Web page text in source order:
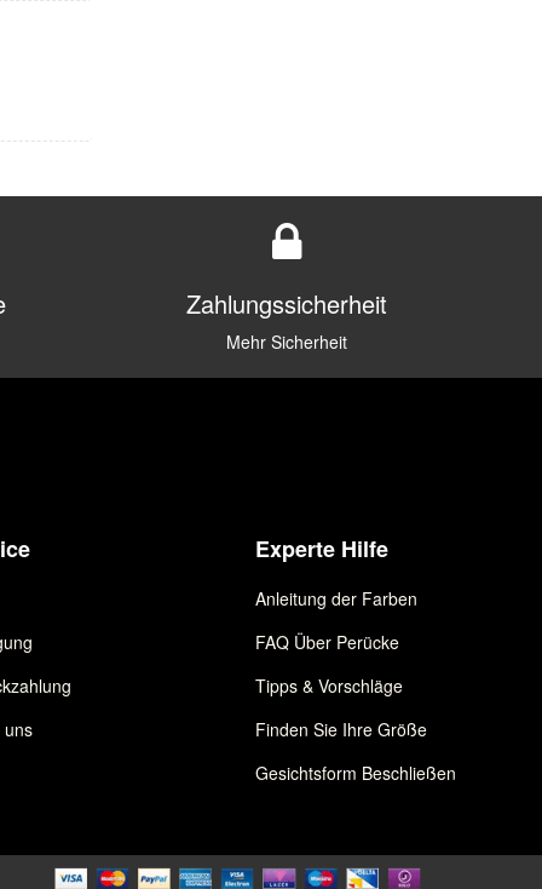
Zahlungssicherheit
Mehr Sicherheit
uns
Experte Hilfe
Anleitung der Farben
FAQ Über Perücke
Tipps & Vorschläge
Finden Sie Ihre Größe
Gesichtsform Beschließen